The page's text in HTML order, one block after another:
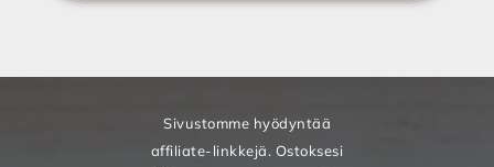
Sivustomme hyödyntää
affiliate-linkkejä. Ostoksesi